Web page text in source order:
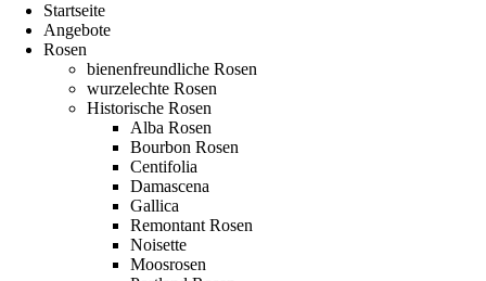
Startseite
Angebote
Rosen
bienenfreundliche Rosen
wurzelechte Rosen
Historische Rosen
Alba Rosen
Bourbon Rosen
Centifolia
Damascena
Gallica
Remontant Rosen
Noisette
Moosrosen